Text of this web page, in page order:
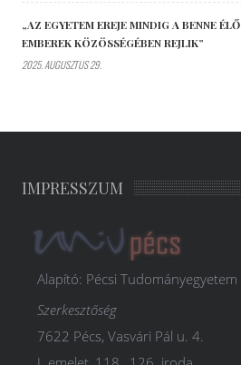
„AZ EGYETEM EREJE MINDIG A BENNE ÉLŐ
EMBEREK KÖZÖSSÉGÉBEN REJLIK”
2025. AUGUSZTUS 29.
IMPRESSZUM
Alapító: Pécsi Tudományegyetem
Szerkesztőség
7622 Pécs, Vasvári Pál u. 4.